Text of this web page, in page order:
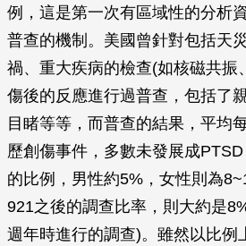
例，這是第一次有區域性的分析
普查的機制。美國曾針對包括天
禍、重大疾病的檢查(如核磁共振
傷後的反應進行過普查，包括了
目睹等等，而普查的結果，平均
歷創傷事件，多數未發展成
的比例，男性約5%，女性則為
921之後的調查比率，則大約是
週年時進行的調查)。雖然以比例